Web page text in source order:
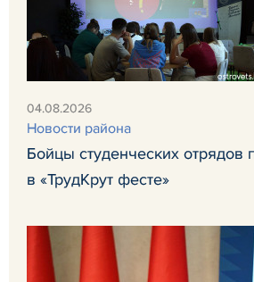
04.08.2026
Новости района
Бойцы студенческих отрядов
в «ТрудКрут фесте»